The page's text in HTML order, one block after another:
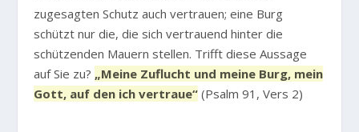
zugesagten Schutz auch vertrauen; eine Burg
schützt nur die, die sich vertrauend hinter die
schützenden Mauern stellen. Trifft diese Aussage
auf Sie zu? „Meine Zuflucht und meine Burg, mein
Gott, auf den ich vertraue“ (Psalm 91, Vers 2)